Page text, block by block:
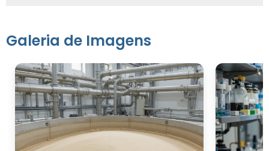
Galeria de Imagens